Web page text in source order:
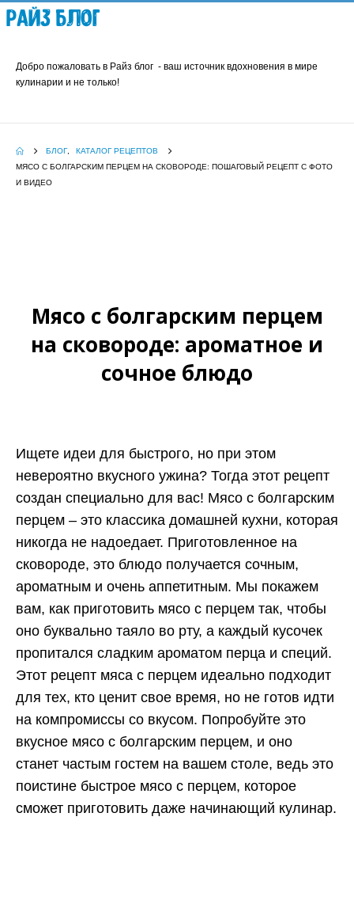
Райз Блог
Добро пожаловать в Райз блог - ваш источник вдохновения в мире
кулинарии и не только!
БЛОГ,
КАТАЛОГ РЕЦЕПТОВ
МЯСО С БОЛГАРСКИМ ПЕРЦЕМ НА СКОВОРОДЕ: ПОШАГОВЫЙ РЕЦЕПТ С ФОТО
И ВИДЕО
Мясо с болгарским перцем
на сковороде: ароматное и
сочное блюдо
Ищете идеи для быстрого, но при этом
невероятно вкусного ужина? Тогда этот рецепт
создан специально для вас! Мясо с болгарским
перцем – это классика домашней кухни, которая
никогда не надоедает. Приготовленное на
сковороде, это блюдо получается сочным,
ароматным и очень аппетитным. Мы покажем
вам, как приготовить мясо с перцем так, чтобы
оно буквально таяло во рту, а каждый кусочек
пропитался сладким ароматом перца и специй.
Этот рецепт мяса с перцем идеально подходит
для тех, кто ценит свое время, но не готов идти
на компромиссы со вкусом. Попробуйте это
вкусное мясо с болгарским перцем, и оно
станет частым гостем на вашем столе, ведь это
поистине быстрое мясо с перцем, которое
сможет приготовить даже начинающий кулинар.